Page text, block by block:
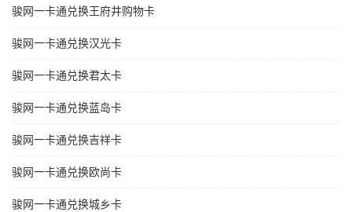
骏网一卡通兑换王府井购物卡
骏网一卡通兑换汉光卡
骏网一卡通兑换君太卡
骏网一卡通兑换蓝岛卡
骏网一卡通兑换吉祥卡
骏网一卡通兑换欧尚卡
骏网一卡通兑换城乡卡